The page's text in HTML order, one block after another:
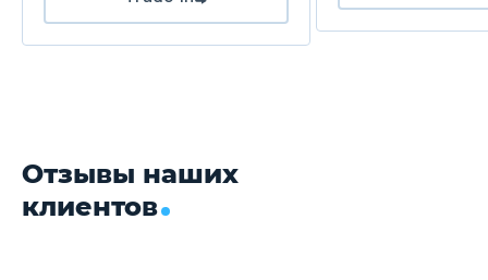
Отзывы наших
клиентов